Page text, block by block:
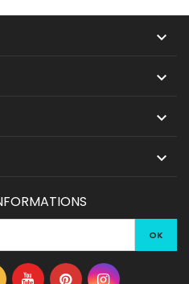



